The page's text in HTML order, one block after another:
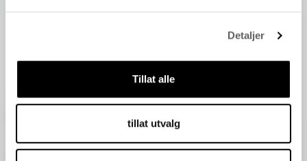
Detaljer
Tillat alle
tillat utvalg